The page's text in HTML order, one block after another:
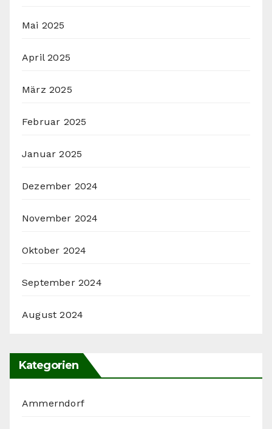
Mai 2025
April 2025
März 2025
Februar 2025
Januar 2025
Dezember 2024
November 2024
Oktober 2024
September 2024
August 2024
Kategorien
Ammerndorf